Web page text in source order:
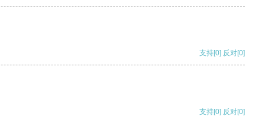
支持[0] 反对[0]
支持[0] 反对[0]